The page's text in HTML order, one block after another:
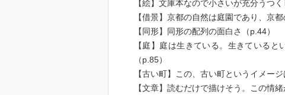
【絵】文庫本なので小さいが充分うつ
【借景】京都の自然は庭園であり、京
【同形】同形の配列の面白さ（p.44）
【庭】庭は生きている。生きていると
（p.85）
【古い町】この、古い町というイメー
【文章】読むだけで描けそう。この情